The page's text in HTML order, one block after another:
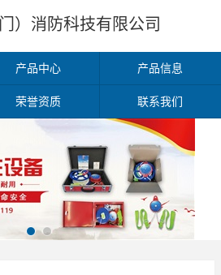
）消防科技有限公司
产品中心 产品信息
荣誉资质 联系我们